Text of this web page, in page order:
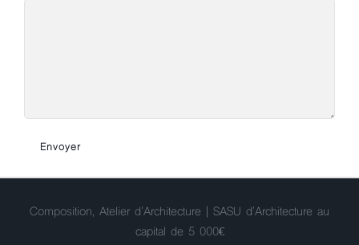
Composition, Atelier d'Architecture | SASU d'Architecture au
capital de 5 000€